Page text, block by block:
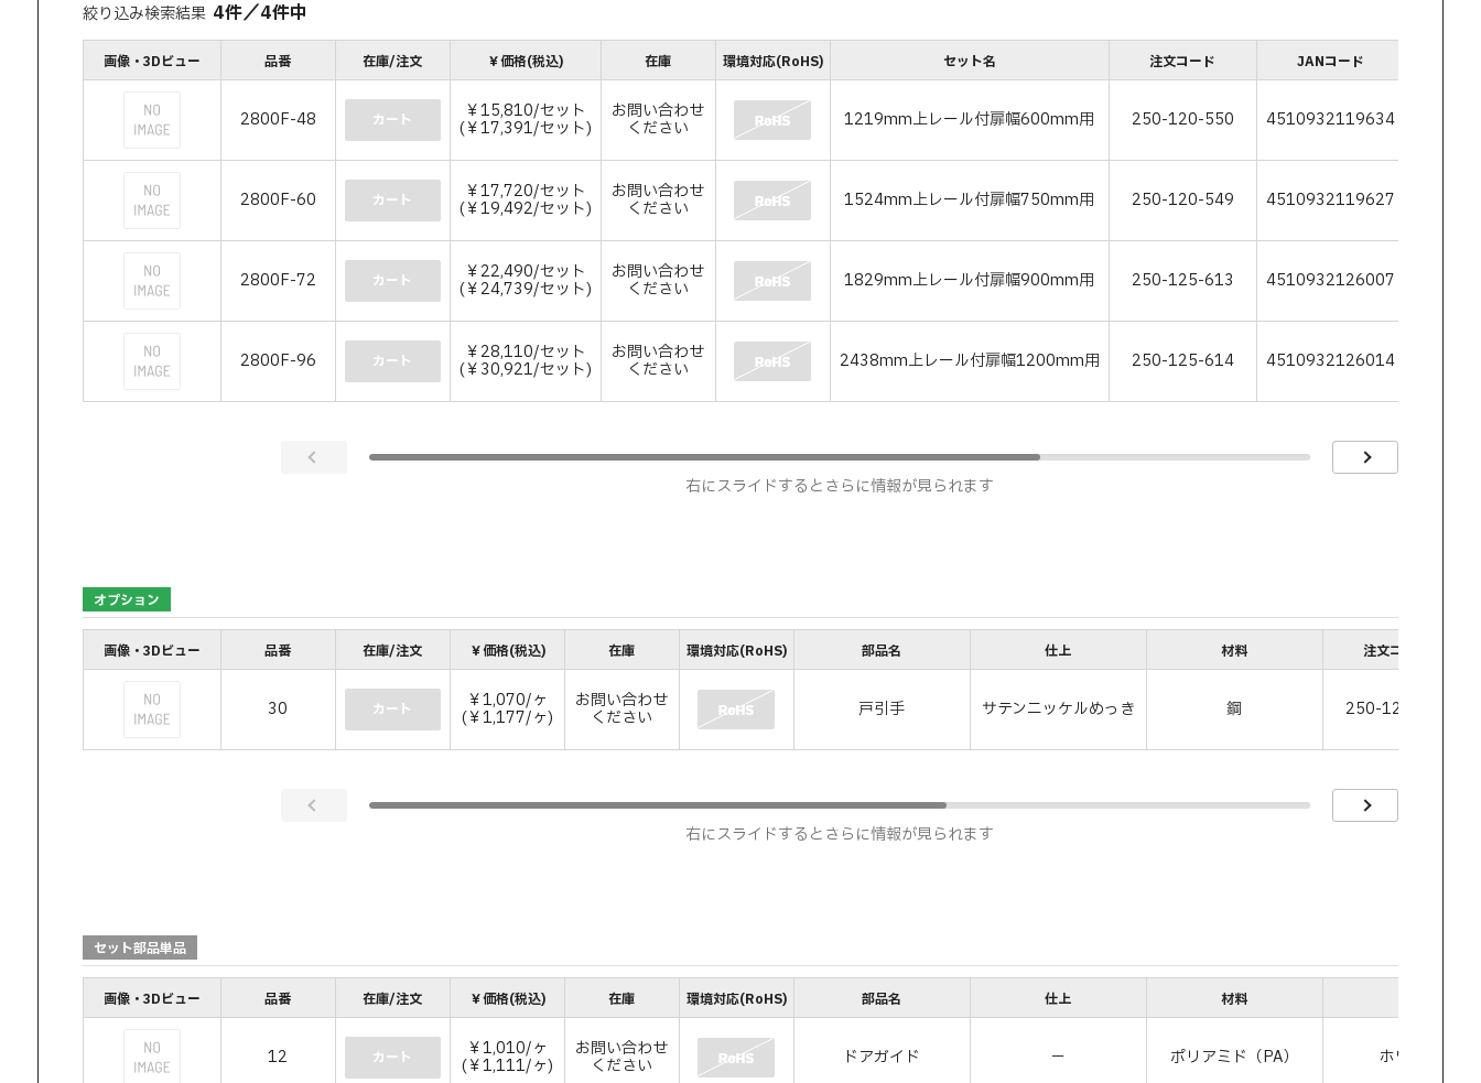
絞り込み検索結果 4件／4件中
画像・3Dビュー 品番 在庫/注文 ￥価格(税込) 在庫 環境対応(RoHS) セット名 注文コード JANコード
2800F-48 カート ￥15,810/セット
(￥17,391/セット)
お問い合わせ
ください 1219mm上レール付扉幅600mm用 250-120-550 4510932119634
2800F-60 カート ￥17,720/セット
(￥19,492/セット)
お問い合わせ
ください 1524mm上レール付扉幅750mm用 250-120-549 4510932119627
2800F-72 カート ￥22,490/セット
(￥24,739/セット)
お問い合わせ
ください 1829mm上レール付扉幅900mm用 250-125-613 4510932126007
2800F-96 カート ￥28,110/セット
(￥30,921/セット)
お問い合わせ
ください 2438mm上レール付扉幅1200mm用 250-125-614 4510932126014
右にスライドするとさらに情報が見られます
オプション
画像・3Dビュー 品番 在庫/注文 ￥価格(税込) 在庫 環境対応(RoHS) 部品名 仕上 材料 注文コード
30 カート ￥1,070/ヶ
(￥1,177/ヶ)
お問い合わせ
ください 戸引手 サテンニッケルめっき 鋼 250-125-587
右にスライドするとさらに情報が見られます
セット部品単品
画像・3Dビュー 品番 在庫/注文 ￥価格(税込) 在庫 環境対応(RoHS) 部品名 仕上 材料
12 カート ￥1,010/ヶ
(￥1,111/ヶ)
お問い合わせ
ください ドアガイド － ポリアミド（PA） ホワイト